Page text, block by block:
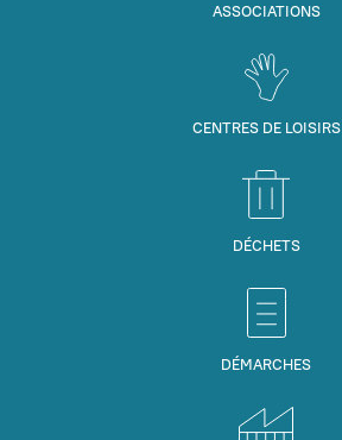
ASSOCIATIONS
CENTRES DE LOISIRS
DÉCHETS
DÉMARCHES